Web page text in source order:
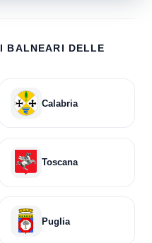
BALNEARI DELLE
Calabria
Toscana
Puglia